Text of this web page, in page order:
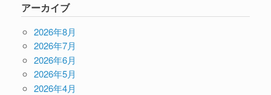
アーカイブ
2026年8月
2026年7月
2026年6月
2026年5月
2026年4月